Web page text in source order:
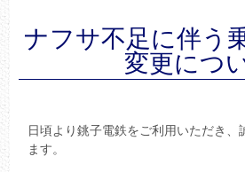
ナフサ不足に伴う
変更につ
日頃より銚子電鉄をご利用いただき、
ます。